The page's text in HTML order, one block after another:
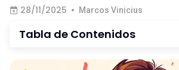
28/11/2025 • Marcos Vinicius
Tabla de Contenidos